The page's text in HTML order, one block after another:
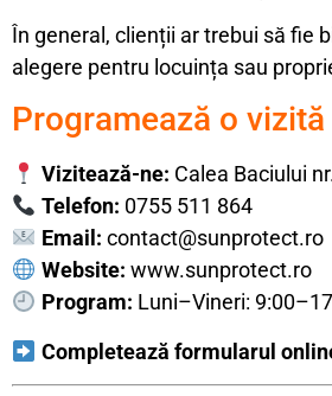
În general, clienții ar trebui să fie
alegere pentru locuința sau
Programează o
Vizitează-ne: Calea Baciului
Telefon: 0755 511 864
Email: contact@sunprotect.ro
Website: www.sunprotect.ro
Program: Luni–Vineri:
Completează formularul